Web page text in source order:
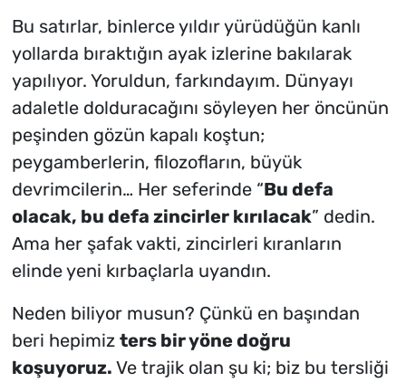
Bu satırlar, binlerce yıldır yürüdüğün kanlı
yollarda bıraktığın ayak izlerine bakılarak
yapılıyor. Yoruldun, farkındayım. Dünyayı
adaletle dolduracağını söyleyen her öncünün
peşinden gözün kapalı koştun;
peygamberlerin, filozofların, büyük
devrimcilerin… Her seferinde “Bu defa
olacak, bu defa zincirler kırılacak” dedin.
Ama her şafak vakti, zincirleri kıranların
elinde yeni kırbaçlarla uyandın.
Neden biliyor musun? Çünkü en başından
beri hepimiz ters bir yöne doğru
koşuyoruz. Ve trajik olan şu ki; biz bu tersliği